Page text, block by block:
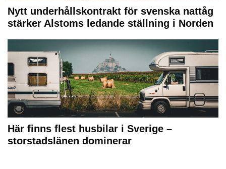
Nytt underhållskontrakt för svenska nattåg
stärker Alstoms ledande ställning i Norden
Här finns flest husbilar i Sverige –
storstadslänen dominerar